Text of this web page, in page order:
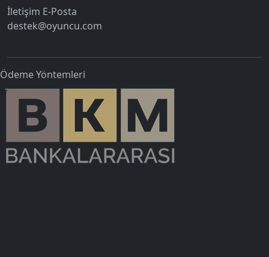
İletişim E-Posta
destek@oyuncu.com
Ödeme Yöntemleri